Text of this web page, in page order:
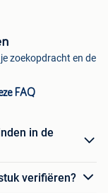
zoekopdracht en de
FAQ
in de
verifiëren?